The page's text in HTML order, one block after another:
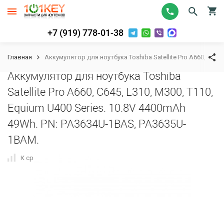
+7 (919) 778-01-38
Главная Аккумулятор для ноутбука Toshiba Satellite Pro A660,
Аккумулятор для ноутбука Toshiba
Satellite Pro A660, C645, L310, M300, T110,
Equium U400 Series. 10.8V 4400mAh
49Wh. PN: PA3634U-1BAS, PA3635U-
1BAM.
К сравнению